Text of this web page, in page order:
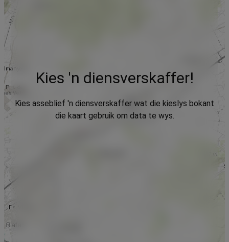
Kies 'n diensverskaffer!
Kies asseblief 'n diensverskaffer wat die kieslys bokant
die kaart gebruik om data te wys.